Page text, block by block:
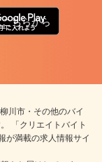
ちらから
川市・その他のバイ
「クリエイトバイト
が満載の求人情報サイ